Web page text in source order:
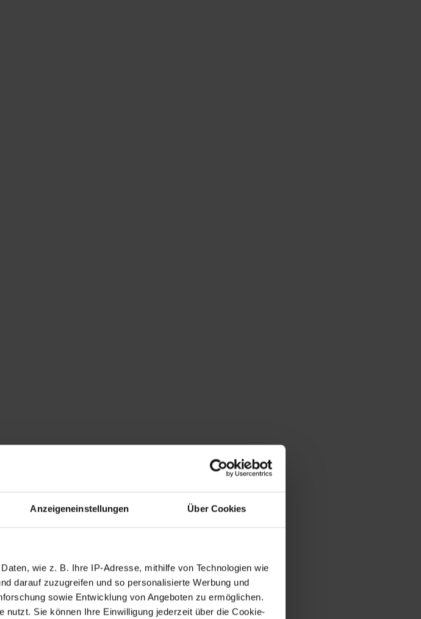
Anzeigeneinstellungen Über Cookies
wie z. B. Ihre IP-Adresse, mithilfe von Technologien wie
darauf zuzugreifen und so personalisierte Werbung und
sowie Entwicklung von Angeboten zu ermöglichen.
Sie können Ihre Einwilligung jederzeit über die Cookie-